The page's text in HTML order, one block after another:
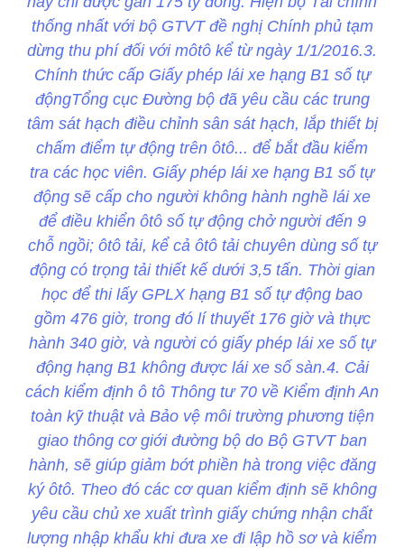
thống nhất với bộ GTVT đề nghị Chính phủ tạm
dừng thu phí đối với môtô kể từ ngày 1/1/2016.3.
Chính thức cấp Giấy phép lái xe hạng B1 số tự
độngTổng cục Đường bộ đã yêu cầu các trung
tâm sát hạch điều chỉnh sân sát hạch, lắp thiết bị
chấm điểm tự động trên ôtô... để bắt đầu kiểm
tra các học viên. Giấy phép lái xe hạng B1 số tự
động sẽ cấp cho người không hành nghề lái xe
để điều khiển ôtô số tự động chở người đến 9
chỗ ngồi; ôtô tải, kể cả ôtô tải chuyên dùng số tự
động có trọng tải thiết kế dưới 3,5 tấn. Thời gian
học để thi lấy GPLX hạng B1 số tự động bao
gồm 476 giờ, trong đó lí thuyết 176 giờ và thực
hành 340 giờ, và người có giấy phép lái xe số tự
động hạng B1 không được lái xe số sàn.4. Cải
cách kiểm định ô tô Thông tư 70 về Kiểm định An
toàn kỹ thuật và Bảo vệ môi trường phương tiện
giao thông cơ giới đường bộ do Bộ GTVT ban
hành, sẽ giúp giảm bớt phiền hà trong việc đăng
ký ôtô. Theo đó các cơ quan kiểm định sẽ không
yêu cầu chủ xe xuất trình giấy chứng nhận chất
lượng nhập khẩu khi đưa xe đi lập hồ sơ và kiểm